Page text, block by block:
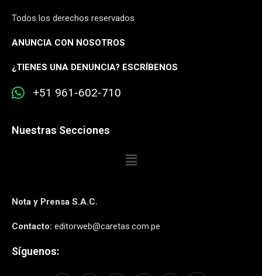
Todos los derechos reservados
ANUNCIA CON NOSOTROS
¿TIENES UNA DENUNCIA? ESCRÍBENOS
+51 961-602-710
Nuestras Secciones
Nota y Prensa S.A.C.
Contacto: editorweb@caretas.com.pe
Síguenos: